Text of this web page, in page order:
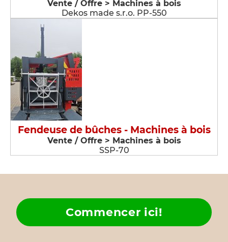
Vente / Offre > Machines à bois
Dekos made s.r.o. PP-550
Fendeuse de bûches - Machines à bois
Vente / Offre > Machines à bois
SSP-70
Commencer ici!